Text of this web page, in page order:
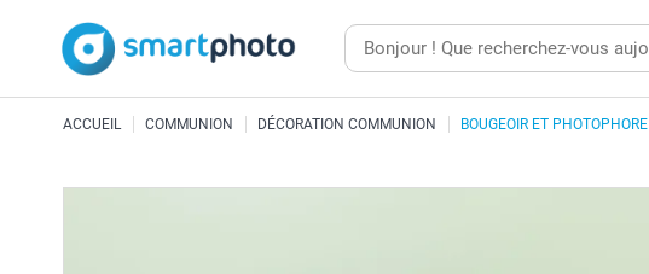
ACCUEIL COMMUNION DÉCORATION COMMUNION BOUGEOIR ET PHOTOPHORE